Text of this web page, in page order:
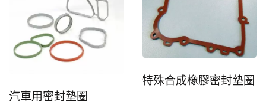
汽車用密封墊圈
特殊合成橡膠密封墊圈